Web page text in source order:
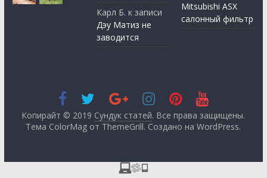
Карл Б. к записи
Дэу Матиз не
заводится
Mitsubishi ASX
салонный фильтр
Копирайт © 2019 Сундук статей. Все права защищены.
Тема ColorMag от ThemeGrill. Создано наWordPress.